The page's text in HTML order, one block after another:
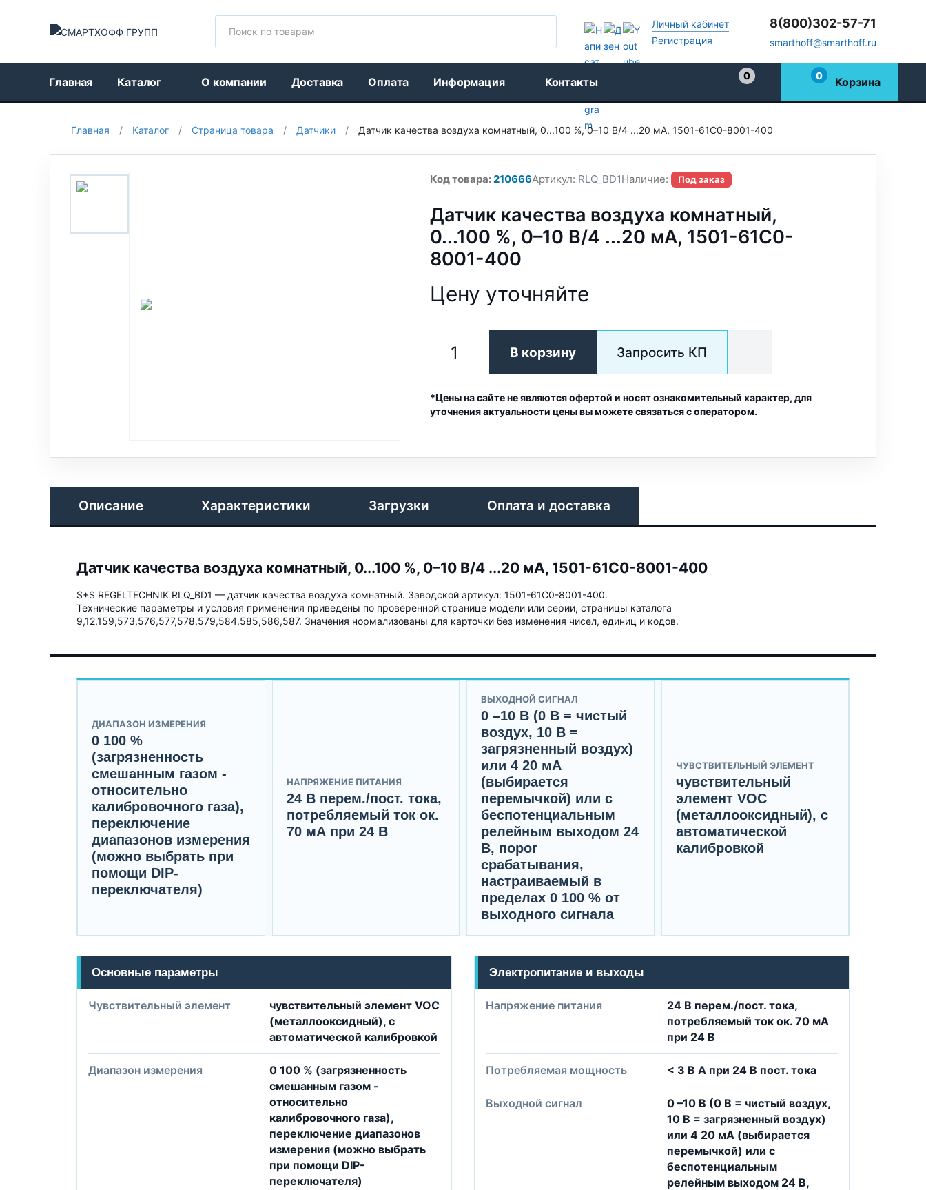
Личный кабинет
Регистрация
8(800)302-57-71
smarthoff@smarthoff.ru
Главная Каталог О компании Доставка Оплата Информация Контакты
0
0 Корзина
Главная / Каталог / Страница товара / Датчики / Датчик качества воздуха комнатный, 0...100 %, 0–10 В/4 ...20 мA, 1501-61C0-8001-400
Код товара:210666Артикул: RLQ_BD1Наличие: Под заказ
Датчик качества воздуха комнатный,
0...100 %, 0–10 В/4 ...20 мA, 1501-61C0-
8001-400
Цену уточняйте
В корзину Запросить КП
*Цены на сайте не являются офертой и носят ознакомительный характер, для
уточнения актуальности цены вы можете связаться с оператором.
Описание Характеристики Загрузки Оплата и доставка
Датчик качества воздуха комнатный, 0...100 %, 0–10 В/4 ...20 мA, 1501-61C0-8001-400
S+S REGELTECHNIK RLQ_BD1 — датчик качества воздуха комнатный. Заводской артикул: 1501-61C0-8001-400.
Технические параметры и условия применения приведены по проверенной странице модели или серии, страницы каталога
9,12,159,573,576,577,578,579,584,585,586,587. Значения нормализованы для карточки без изменения чисел, единиц и кодов.
ДИАПАЗОН ИЗМЕРЕНИЯ
0 100 %
(загрязненность
смешанным газом -
относительно
калибровочного газа),
переключение
диапазонов измерения
(можно выбрать при
помощи DIP-
переключателя)
НАПРЯЖЕНИЕ ПИТАНИЯ
24 B перем./пост. тока,
потребляемый ток ок.
70 мА при 24 В
ВЫХОДНОЙ СИГНАЛ
0 –10 B (0 B = чистый
воздух, 10 B =
загрязненный воздух)
или 4 20 мА
(выбирается
перемычкой) или с
беспотенциальным
релейным выходом 24
B, порог
срабатывания,
настраиваемый в
пределах 0 100 % от
выходного сигнала
ЧУВСТВИТЕЛЬНЫЙ ЭЛЕМЕНТ
чувствительный
элемент VOC
(металлооксидный), с
автоматической
калибровкой
Основные параметры
Чувствительный элемент
чувствительный элемент VOC
(металлооксидный), с
автоматической калибровкой
Диапазон измерения
0 100 % (загрязненность
смешанным газом -
относительно
калибровочного газа),
переключение диапазонов
измерения (можно выбрать
при помощи DIP-
переключателя)
Электропитание и выходы
Напряжение питания
24 B перем./пост. тока,
потребляемый ток ок. 70 мА
при 24 В
Потребляемая мощность < 3 В А при 24 В пост. тока
Выходной сигнал
0 –10 B (0 B = чистый воздух,
10 B = загрязненный воздух)
или 4 20 мА (выбирается
перемычкой) или с
беспотенциальным
релейным выходом 24 B,